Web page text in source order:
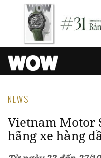
NEWS
Vietnam Motor
hãng xe hàng